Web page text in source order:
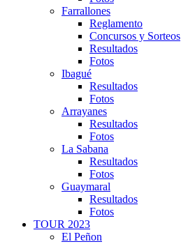
Farrallones
Reglamento
Concursos y Sorteos
Resultados
Fotos
Ibagué
Resultados
Fotos
Arrayanes
Resultados
Fotos
La Sabana
Resultados
Fotos
Guaymaral
Resultados
Fotos
TOUR 2023
El Peñon